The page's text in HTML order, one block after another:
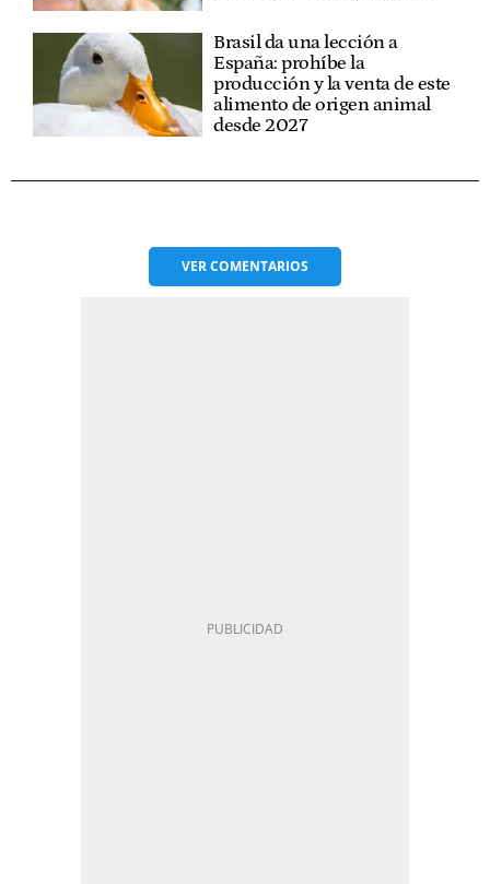
Brasil da una lección a
España: prohíbe la
producción y la venta de este
alimento de origen animal
desde 2027
VERCOMENTARIOS